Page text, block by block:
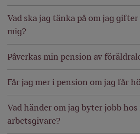
Vad ska jag tänka på om jag
mig?
Påverkas min pension av
Får jag mer i pension om jag får
Vad händer om jag byter jobb hos
arbetsgivare?